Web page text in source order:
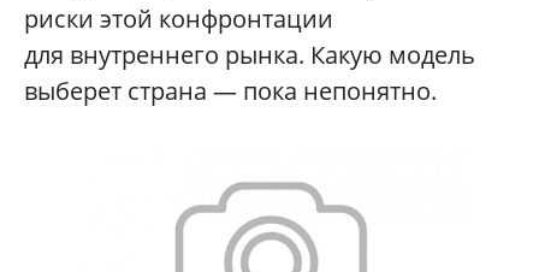
риски этой конфронтации
для внутреннего рынка. Какую модель
выберет страна — пока непонятно.